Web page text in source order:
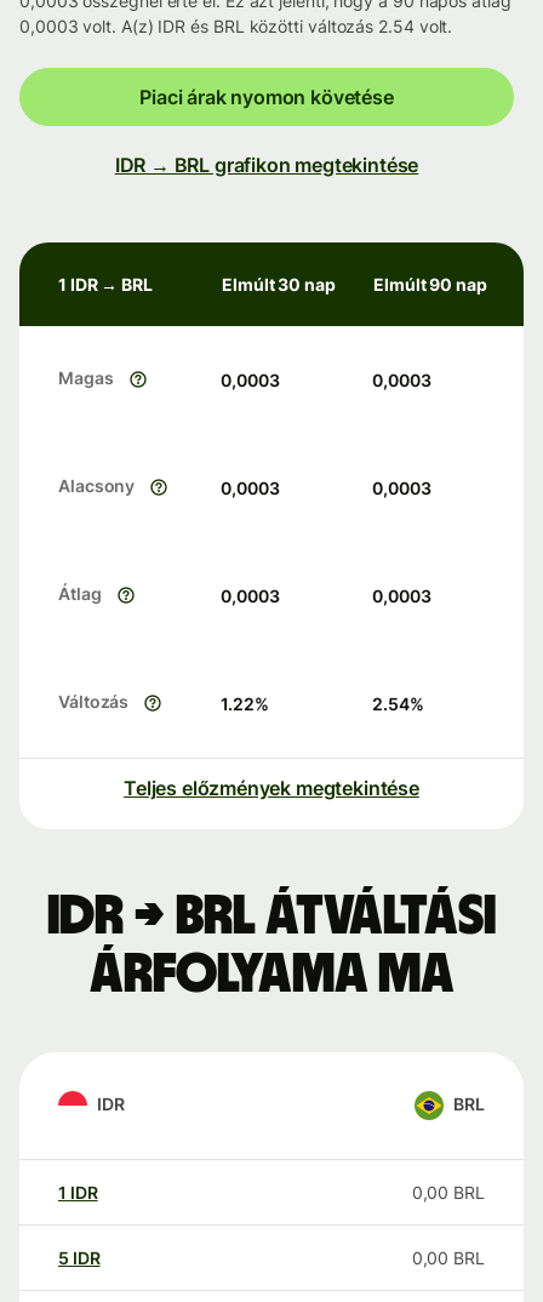
0,0003 volt. A(z) IDR és BRL közötti változás 2.54 volt.
Piaci árak nyomon követése
IDR → BRL grafikon megtekintése
1 IDR → BRL Elmúlt 30 nap Elmúlt 90 nap
Magas 0,0003 0,0003
Alacsony 0,0003 0,0003
Átlag 0,0003 0,0003
Változás 1.22% 2.54%
Teljes előzmények megtekintése
IDR → BRL átváltási
árfolyama ma
IDR BRL
1 IDR 0,00 BRL
5 IDR 0,00 BRL